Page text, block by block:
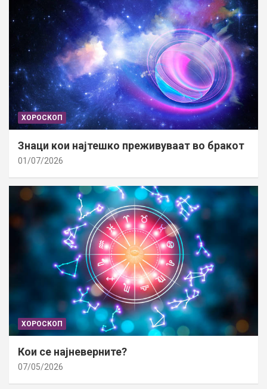
ХОРОСКОП
Знаци кои најтешко преживуваат во бракот
01/07/2026
ХОРОСКОП
Кои се најневерните?
07/05/2026